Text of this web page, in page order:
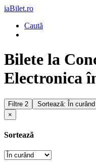
iaBilet.ro
Caută
Bilete la
Electronica
Filtre 2
Sortează: În curând
×
Sortează